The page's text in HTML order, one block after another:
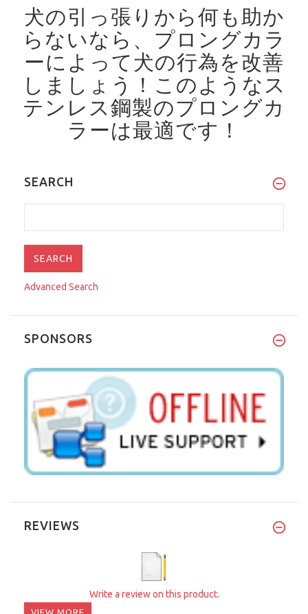
犬の引っ張りから何も助か
らないなら、プロングカラ
ーによって犬の行為を改善
しましょう！ このようなス
テンレス鋼製のプロングカ
ラーは最適です！
SEARCH
Advanced Search
SPONSORS
REVIEWS
Write a review on this product.
VIEW MORE